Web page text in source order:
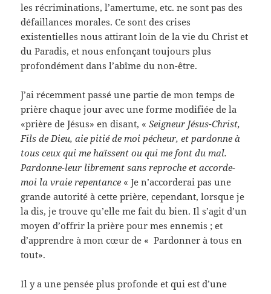
les récriminations, l’amertume, etc. ne sont pas des
défaillances morales. Ce sont des crises
existentielles nous attirant loin de la vie du Christ et
du Paradis, et nous enfonçant toujours plus
profondément dans l’abîme du non-être.
J’ai récemment passé une partie de mon temps de
prière chaque jour avec une forme modifiée de la
«prière de Jésus» en disant, «Seigneur Jésus-Christ,
Fils de Dieu, aie pitié de moi pécheur, et pardonne à
tous ceux qui me haïssent ou qui me font du mal.
Pardonne-leur librement sans reproche et accorde-
moi la vraie repentance « Je n’accorderai pas une
grande autorité à cette prière, cependant, lorsque je
la dis, je trouve qu’elle me fait du bien. Il s’agit d’un
moyen d’offrir la prière pour mes ennemis ; et
d’apprendre à mon cœur de « Pardonner à tous en
tout».
Il y a une pensée plus profonde et qui est d’une